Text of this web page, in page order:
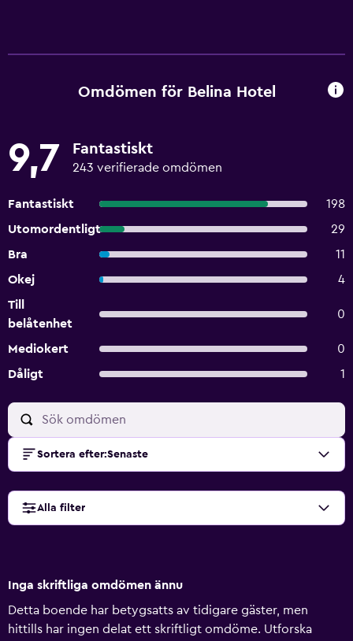
Omdömen för Belina Hotel
9,7 Fantastiskt
243 verifierade omdömen
Fantastiskt
198
Utomordentligt
29
Bra
11
Okej
4
Till
belåtenhet
0
Mediokert
0
Dåligt
1
Sortera efter:Senaste
Alla filter
Inga skriftliga omdömen ännu
Detta boende har betygsatts av tidigare gäster, men
hittills har ingen delat ett skriftligt omdöme. Utforska